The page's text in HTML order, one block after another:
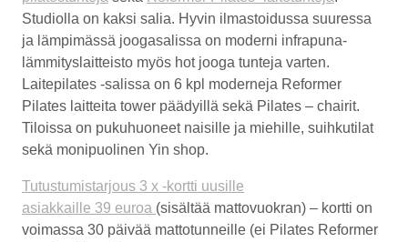
Studiolla on kaksi salia. Hyvin ilmastoidussa suuressa
ja lämpimässä joogasalissa on moderni infrapuna-
lämmityslaitteisto myös hot jooga tunteja varten.
Laitepilates -salissa on 6 kpl moderneja Reformer
Pilates laitteita tower päädyillä sekä Pilates – chairit.
Tiloissa on pukuhuoneet naisille ja miehille, suihkutilat
sekä monipuolinen Yin shop.
Tutustumistarjous 3 x -kortti uusille
asiakkaille 39 euroa (sisältää mattovuokran) – kortti on
voimassa 30 päivää mattotunneille (ei Pilates Reformer